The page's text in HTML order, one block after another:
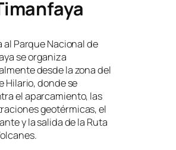
al Parque Nacional de
se organiza
desde la zona del
Hilario, donde se
el aparcamiento, las
geotérmicas, el
y la salida de la Ruta